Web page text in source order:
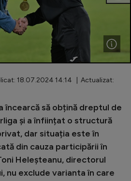
League
League
League
18.07.2024 14:14 | Actualizat:
încearcă să obțină dreptul de
și a înființat o structură
dar situația este în
din cauza participării în
Heleșteanu, directorul
nu exclude varianta în care